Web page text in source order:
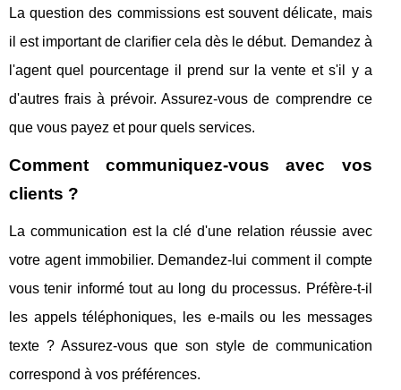
La question des commissions est souvent délicate, mais
il est important de clarifier cela dès le début. Demandez à
l'agent quel pourcentage il prend sur la vente et s'il y a
d'autres frais à prévoir. Assurez-vous de comprendre ce
que vous payez et pour quels services.
Comment communiquez-vous avec vos
clients ?
La communication est la clé d'une relation réussie avec
votre agent immobilier. Demandez-lui comment il compte
vous tenir informé tout au long du processus. Préfère-t-il
les appels téléphoniques, les e-mails ou les messages
texte ? Assurez-vous que son style de communication
correspond à vos préférences.